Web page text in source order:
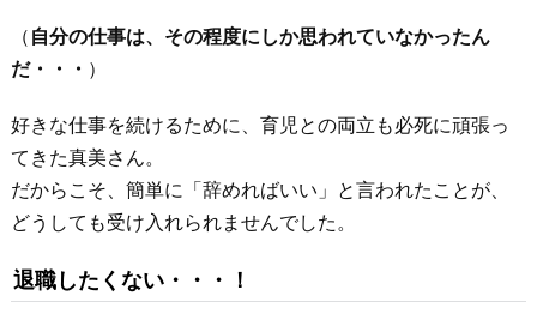
（ 自分の仕事は、その程度にしか思われていなかったん
だ・・・ ）
好きな仕事を続けるために、育児との両立も必死に頑張っ
てきた真美さん。
だからこそ、簡単に「辞めればいい」と言われたことが、
どうしても受け入れられませんでした。
退職したくない・・・！